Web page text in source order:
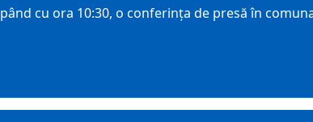
cu ora 10:30, o conferința de presă în